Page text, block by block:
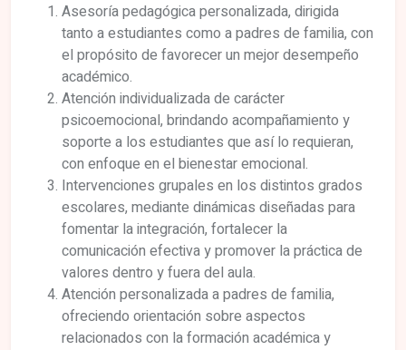
Asesoría pedagógica personalizada, dirigida
tanto a estudiantes como a padres de familia, con
el propósito de favorecer un mejor desempeño
académico.
Atención individualizada de carácter
psicoemocional, brindando acompañamiento y
soporte a los estudiantes que así lo requieran,
con enfoque en el bienestar emocional.
Intervenciones grupales en los distintos grados
escolares, mediante dinámicas diseñadas para
fomentar la integración, fortalecer la
comunicación efectiva y promover la práctica de
valores dentro y fuera del aula.
Atención personalizada a padres de familia,
ofreciendo orientación sobre aspectos
relacionados con la formación académica y